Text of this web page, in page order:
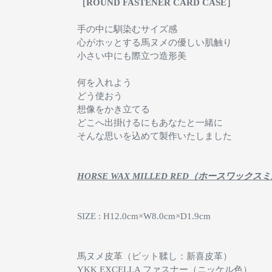
［ROUND FASTENER CARD CASE］
手の中に馴染むサイズ感
心がホッとする馬ヌメの優しい肌触り
小さい中にも際立つ造形美
何を入れよう
どう使おう
想像をかき立てる
どこへ出掛けるにもあなたと一緒に
そんな思いを込めて製作いたしました
HORSE WAX MILLED RED（ホースワックス
SIZE : H12.0cm×W8.0cm×D1.9cm
馬ヌメ皮革（ピット鞣し：新喜皮革）
YKK EXCELLA ファスナー（ニッケル色）